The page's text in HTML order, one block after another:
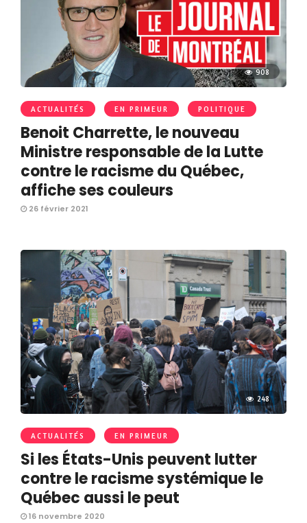
908
ACTUALITÉS EN PRIMEUR POLITIQUE
Benoit Charrette, le nouveau
Ministre responsable de la Lutte
contre le racisme du Québec,
affiche ses couleurs
26 février 2021
248
ACTUALITÉS EN PRIMEUR
Si les États-Unis peuvent lutter
contre le racisme systémique le
Québec aussi le peut
16 novembre 2020